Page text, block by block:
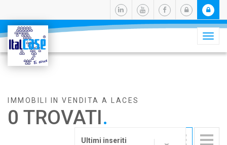
IMMOBILI IN VENDITA A LACES
0 TROVATI.
Ultimi inseriti